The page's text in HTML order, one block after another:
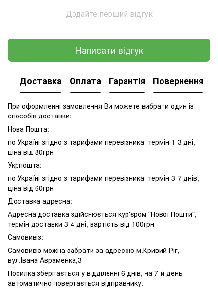
Додайте перший відгук
Написати відгук
Доставка Оплата Гарантія Повернення
При оформленні замовлення Ви можете вибрати один із
способів доставки:
Нова Пошта:
по Україні згідно з тарифами перевізника, термін 1-3 дні,
ціна від 80грн
Укрпошта:
по Україні згідно з тарифами перевізника, термін 3-7 днів,
ціна від 60грн
Доставка адресна:
Адресна доставка здійснюється кур'єром "Нової Пошти",
термін доставки 3-4 дні, вартість від 100грн
Самовивіз:
Самовивіз можна забрати за адресою м.Кривий Ріг,
вул.Івана Авраменка,3
Посилка зберігається у відділенні 6 днів, на 7-й день
автоматично повертається відправнику.